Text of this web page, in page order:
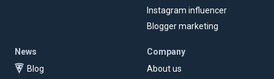
Instagram influencer
Blogger marketing
News
Blog
Company
About us